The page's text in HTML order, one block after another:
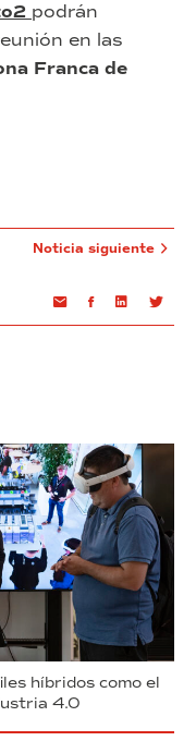
podrán
en las
Franca de
EmailFacebookLinkedin
Noticia siguiente
híbridos como el
4.0